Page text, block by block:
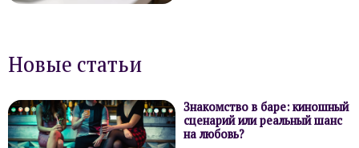
Новые статьи
Знакомство в баре: киношный
сценарий или реальный шанс
на любовь?